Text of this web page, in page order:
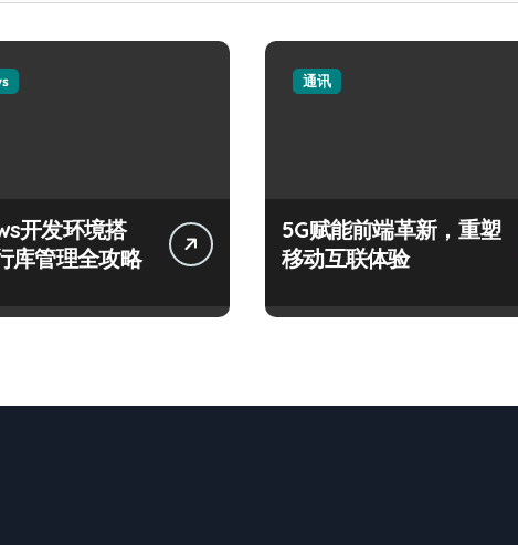
开发环境搭
库管理全攻略
通讯
5G赋能前端革新，重塑
移动互联体验